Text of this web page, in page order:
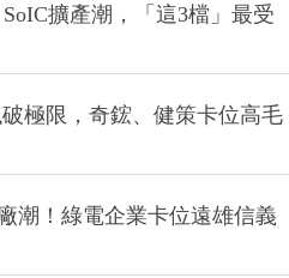
擴產潮，「這3檔」最受
極限，奇鋐、健策卡位高毛
潮！綠電企業卡位遠雄信義